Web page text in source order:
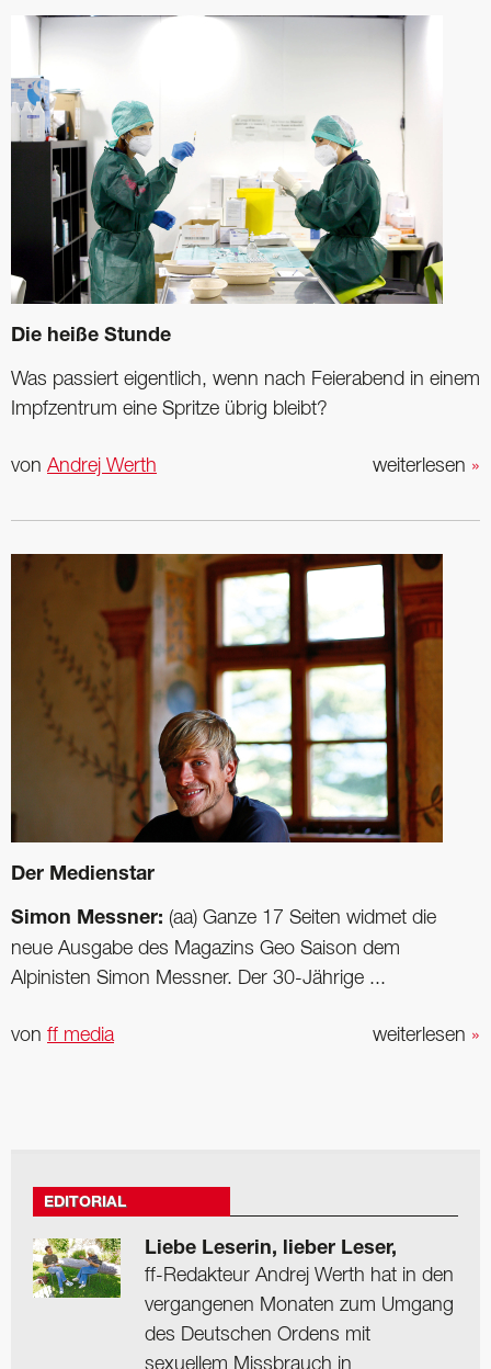
Die heiße Stunde
Was passiert eigentlich, wenn nach Feierabend in einem
Impfzentrum eine Spritze übrig bleibt?
weiterlesen »
von Andrej Werth
Der Medienstar
Simon Messner: (aa) Ganze 17 Seiten widmet die
neue Ausgabe des Magazins Geo Saison dem
Alpinisten Simon Messner. Der 30-Jährige ...
weiterlesen »
von ff media
EDITORIAL
Liebe Leserin, lieber Leser,
ff-Redakteur Andrej Werth hat in den
vergangenen Monaten zum Umgang
des Deutschen Ordens mit
sexuellem Missbrauch in